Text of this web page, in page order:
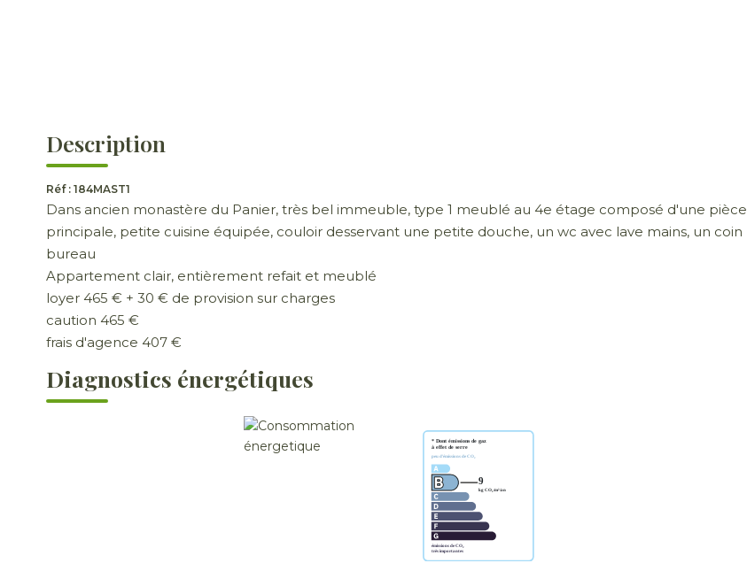
Description
Réf : 184MAST1
Dans ancien monastère du Panier, très bel immeuble, type 1 meublé au 4e étage composé d'une pièce
principale, petite cuisine équipée, couloir desservant une petite douche, un wc avec lave mains, un coin
bureau
Appartement clair, entièrement refait et meublé
loyer 465 € + 30 € de provision sur charges
caution 465 €
frais d'agence 407 €
Diagnostics énergétiques